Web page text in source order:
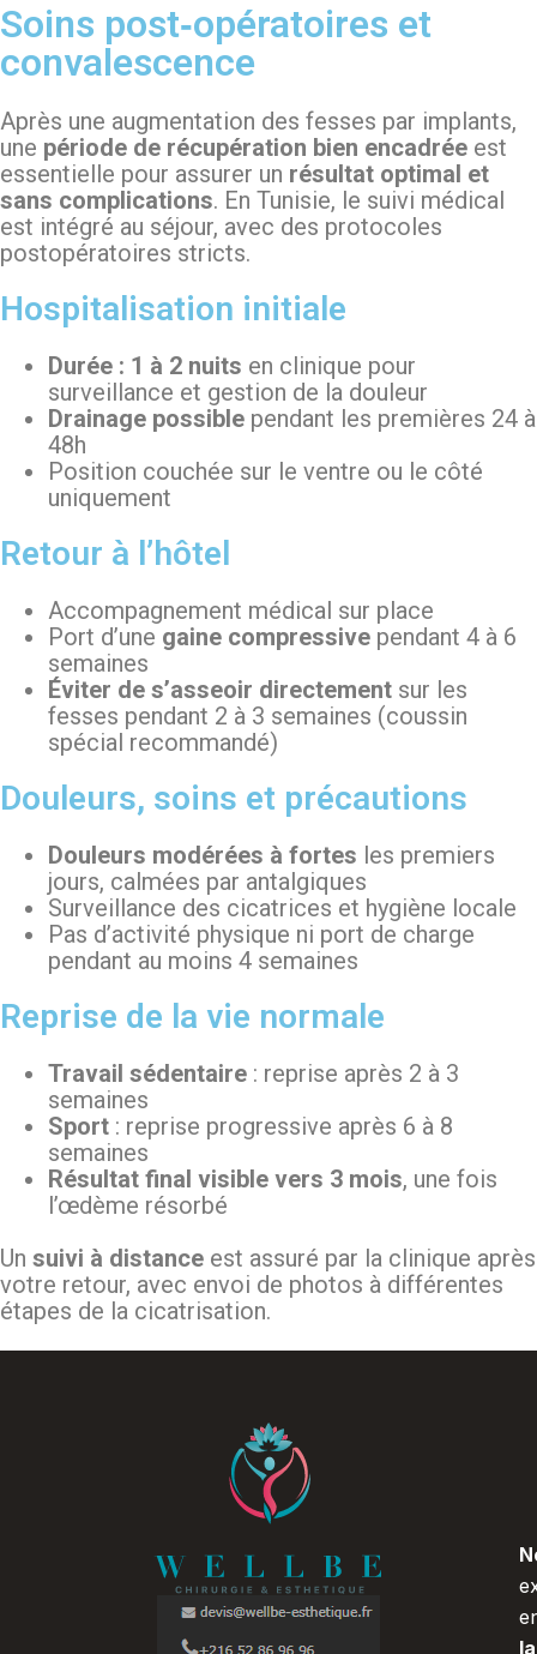
Soins post‑opératoires et
convalescence
Après une augmentation des fesses par implants,
une période de récupération bien encadrée est
essentielle pour assurer un résultat optimal et
sans complications. En Tunisie, le suivi médical
est intégré au séjour, avec des protocoles
postopératoires stricts.
Hospitalisation initiale
Durée : 1 à 2 nuits en clinique pour
surveillance et gestion de la douleur
Drainage possible pendant les premières 24 à
48h
Position couchée sur le ventre ou le côté
uniquement
Retour à l’hôtel
Accompagnement médical sur place
Port d’une gaine compressive pendant 4 à 6
semaines
Éviter de s’asseoir directement sur les
fesses pendant 2 à 3 semaines (coussin
spécial recommandé)
Douleurs, soins et précautions
Douleurs modérées à fortes les premiers
jours, calmées par antalgiques
Surveillance des cicatrices et hygiène locale
Pas d’activité physique ni port de charge
pendant au moins 4 semaines
Reprise de la vie normale
Travail sédentaire : reprise après 2 à 3
semaines
Sport : reprise progressive après 6 à 8
semaines
Résultat final visible vers 3 mois, une fois
l’œdème résorbé
Un suivi à distance est assuré par la clinique après
votre retour, avec envoi de photos à différentes
étapes de la cicatrisation.